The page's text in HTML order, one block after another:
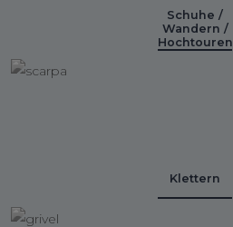
Schuhe /
Wandern /
Hochtouren
Klettern